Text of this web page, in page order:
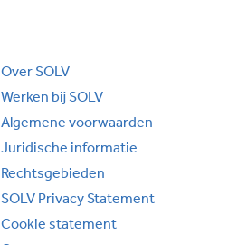
Over SOLV
Werken bij SOLV
Algemene voorwaarden
Juridische informatie
Rechtsgebieden
SOLV Privacy Statement
Cookie statement